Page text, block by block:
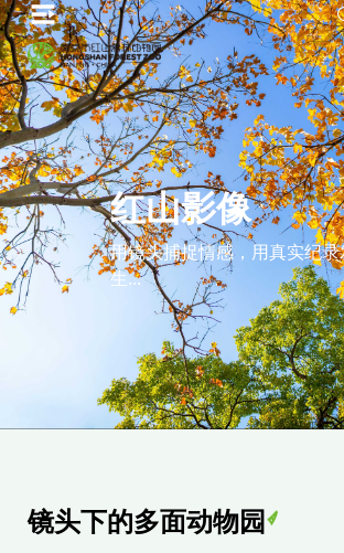
红山影像
用镜头捕捉情感，用真实纪录
生...
镜头下的多面动物园